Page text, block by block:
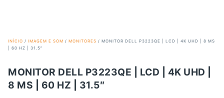
INÍCIO / IMAGEM E SOM / MONITORES / MONITOR DELL P3223QE | LCD | 4K UHD | 8 MS
| 60 HZ | 31.5″
MONITOR DELL P3223QE | LCD | 4K UHD |
8 MS | 60 HZ | 31.5″